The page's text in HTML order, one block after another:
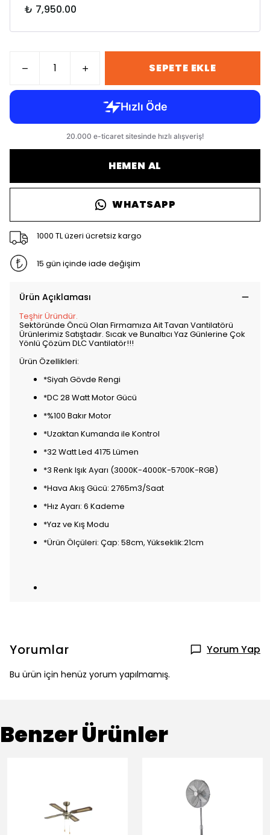
₺ 7,950.00
SEPETE EKLE
HEMEN AL
WHATSAPP
1000 TL üzeri ücretsiz kargo
15 gün içinde iade değişim
Ürün Açıklaması
Teşhir Üründür.
Sektöründe Öncü Olan Firmamıza Ait Tavan Vantilatörü
Ürünlerimiz Satıştadır. Sıcak ve Bunaltıcı Yaz Günlerine Çok
Yönlü Çözüm DLC Vantilatör!!!
Ürün Özellikleri:
*Siyah Gövde Rengi
*DC 28 Watt Motor Gücü
*%100 Bakır Motor
*Uzaktan Kumanda ile Kontrol
*32 Watt Led 4175 Lümen
*3 Renk Işık Ayarı (3000K-4000K-5700K-RGB)
*Hava Akış Gücü: 2765m3/Saat
*Hız Ayarı: 6 Kademe
*Yaz ve Kış Modu
*Ürün Ölçüleri: Çap: 58cm, Yükseklik:21cm
Yorumlar Yorum Yap
Bu ürün için henüz yorum yapılmamış.
Benzer Ürünler